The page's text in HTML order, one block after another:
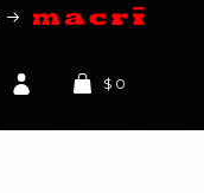
$ 0